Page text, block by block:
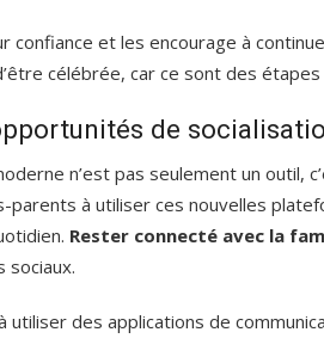
confiance et les encourage à
célébrée, car ce sont des étapes
de
n’est pas seulement un outil,
parents à utiliser ces nouvelles
Rester connecté avec la
sociaux.
utiliser des applications de